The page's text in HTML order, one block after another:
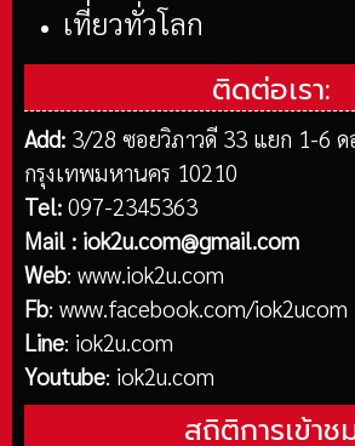
เที่ยวทั่วโลก
ติดต่อเรา:
Add: 3/28 ซอยวิภาวดี 33 แยก 1-6 ด
กรุงเทพมหานคร 10210
Tel: 097-2345363
Mail : iok2u.com@gmail.com
Web: www.iok2u.com
Fb: www.facebook.com/iok2ucom
Line: iok2u.com
Youtube: iok2u.com
สถิติการเข้าช